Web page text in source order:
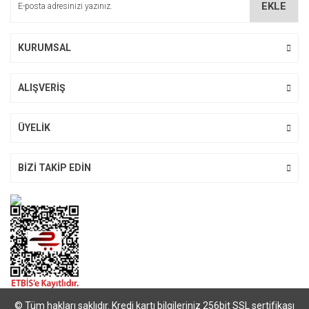
EKLE
KURUMSAL
ALIŞVERİŞ
ÜYELİK
BİZİ TAKİP EDİN
© Tüm hakları saklıdır. Kredi kartı bilgileriniz 256bit SSL sertifikası